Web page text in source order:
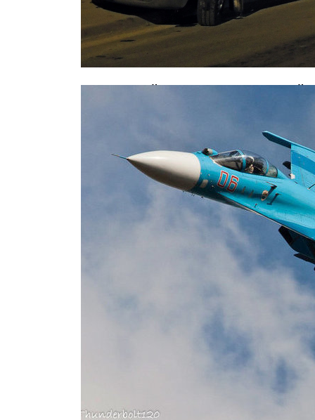
В страшной аварии с маршруткой